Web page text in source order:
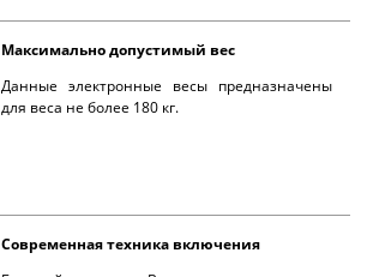
Максимально допустимый вес
Данные электронные весы предназначены
для веса не более 180 кг.
Современная техника включения